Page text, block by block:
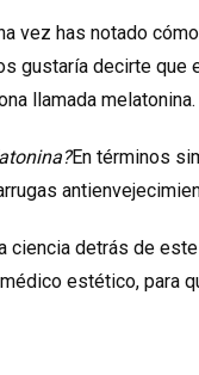
vez has notado
gustaría decirte que
llamada melatonina.
En términos
ciencia detrás de
estético, para